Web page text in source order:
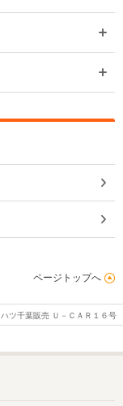
ページトップへ
ハツ千葉販売 Ｕ－ＣＡＲ１６号